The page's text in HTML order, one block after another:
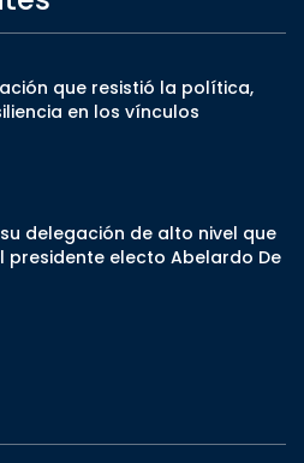
que resistió la política,
en los vínculos
delegación de alto nivel que
presidente electo Abelardo De